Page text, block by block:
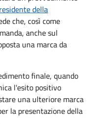
della
che, così come
anche sul
una marca da
finale, quando
l'esito positivo
una ulteriore marca
la presentazione della